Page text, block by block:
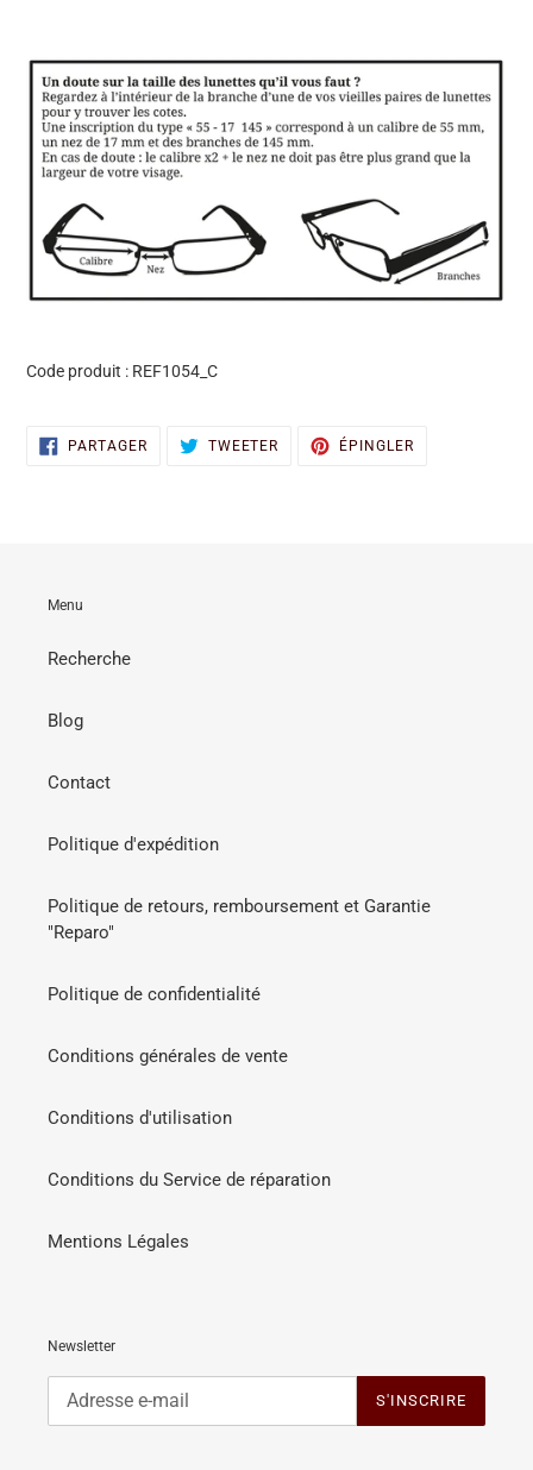
Code produit : REF1054_C
PARTAGERPARTAGER
SUR
TWEETER TWEETERÉPINGLER
Menu
Recherche
Blog
Contact
Politique d'expédition
Politique de retours, remboursement et Garantie
"Reparo"
Politique de confidentialité
Conditions générales de vente
Conditions d'utilisation
Conditions du Service de réparation
Mentions Légales
Newsletter
S'INSCRIRE